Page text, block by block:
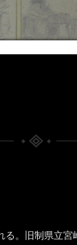
る。旧制県立宮